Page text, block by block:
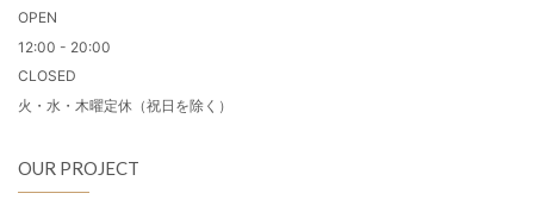
OPEN
12:00 - 20:00
CLOSED
火・水・木曜定休（祝日を除く）
OUR PROJECT